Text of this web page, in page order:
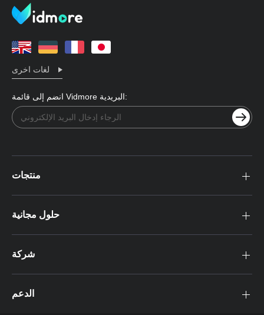
لغات اخرى
انضم إلى قائمة Vidmore البريدية:
منتجات
حلول مجانية
شركة
الدعم